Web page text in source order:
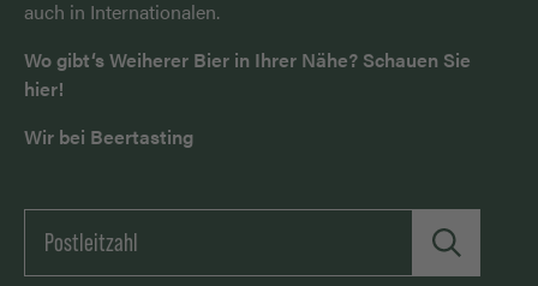
auch in Internationalen.
Wo gibt‘s Weiherer Bier in Ihrer Nähe? Schauen Sie
hier!
Wir bei Beertasting